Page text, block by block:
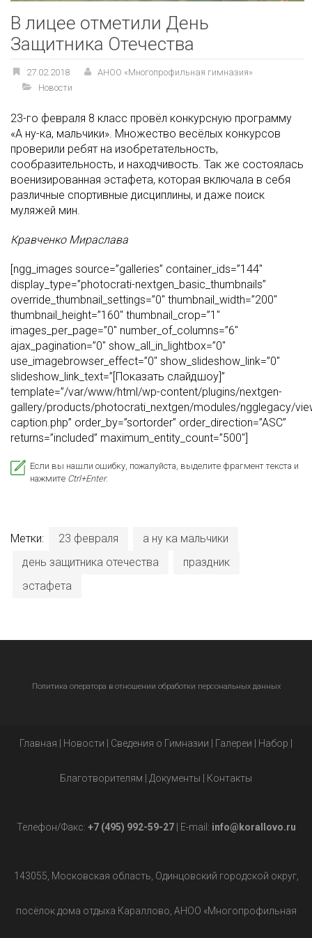
В лицее отметили День
Защитника Отечества
27.02.2018
АНОО «Многопрофильная гимназия»
Новости
23-го февраля 8 класс провёл конкурсную программу
«А ну-ка, мальчики». Множество весёлых конкурсов
проверили ребят на изобретательность,
сообразительность, и находчивость. Так же состоялась
военизированная эстафета, которая включала в себя
различные спортивные дисциплины, и даже поиск
муляжей мин.
Кравченко Мираслава
[ngg_images source=”galleries” container_ids=”144″
display_type=”photocrati-nextgen_basic_thumbnails”
override_thumbnail_settings=”0″ thumbnail_width=”200″
thumbnail_height=”160″ thumbnail_crop=”1″
images_per_page=”0″ number_of_columns=”6″
ajax_pagination=”0″ show_all_in_lightbox=”0″
use_imagebrowser_effect=”0″ show_slideshow_link=”0″
slideshow_link_text=”[Показать слайдшоу]”
template=”/var/www/html/wp-content/plugins/nextgen-
gallery/products/photocrati_nextgen/modules/ngglegacy/
caption.php” order_by=”sortorder” order_direction=”ASC”
returns=”included” maximum_entity_count=”500″]
Если вы нашли ошибку, пожалуйста, выделите фрагмент текста и
нажмите Ctrl+Enter.
Метки: 23 февраля
а ну ка мальчики
день защитника отечества
праздник
эстафета
Политика оператора в отношении обработки персональных данных
Главная Новости Сведения о Гимназии Галереи Набор
Благотворителям Документы Контакты
Телефон/Факс: +7 (495) 992-59-27| E-mail: info@korallovo.ru
143055, Московская область, Одинцовский городской округ,
посёлок дома отдыха Караллово, АНОО «Многопрофильная